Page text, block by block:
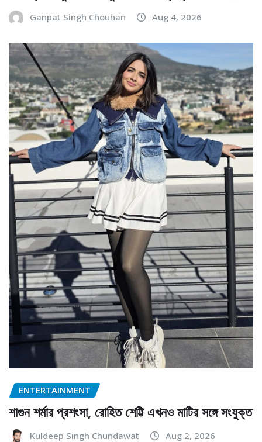
Ganpat Singh Chouhan Aug 4, 2026
ENTERTAINMENT
শাগুন শর্মার প্রশংসা, রোহিত শেট্টি এখনও মাটির সঙ্গে সংযুক্ত
Kuldeep Singh Chundawat Aug 2, 2026